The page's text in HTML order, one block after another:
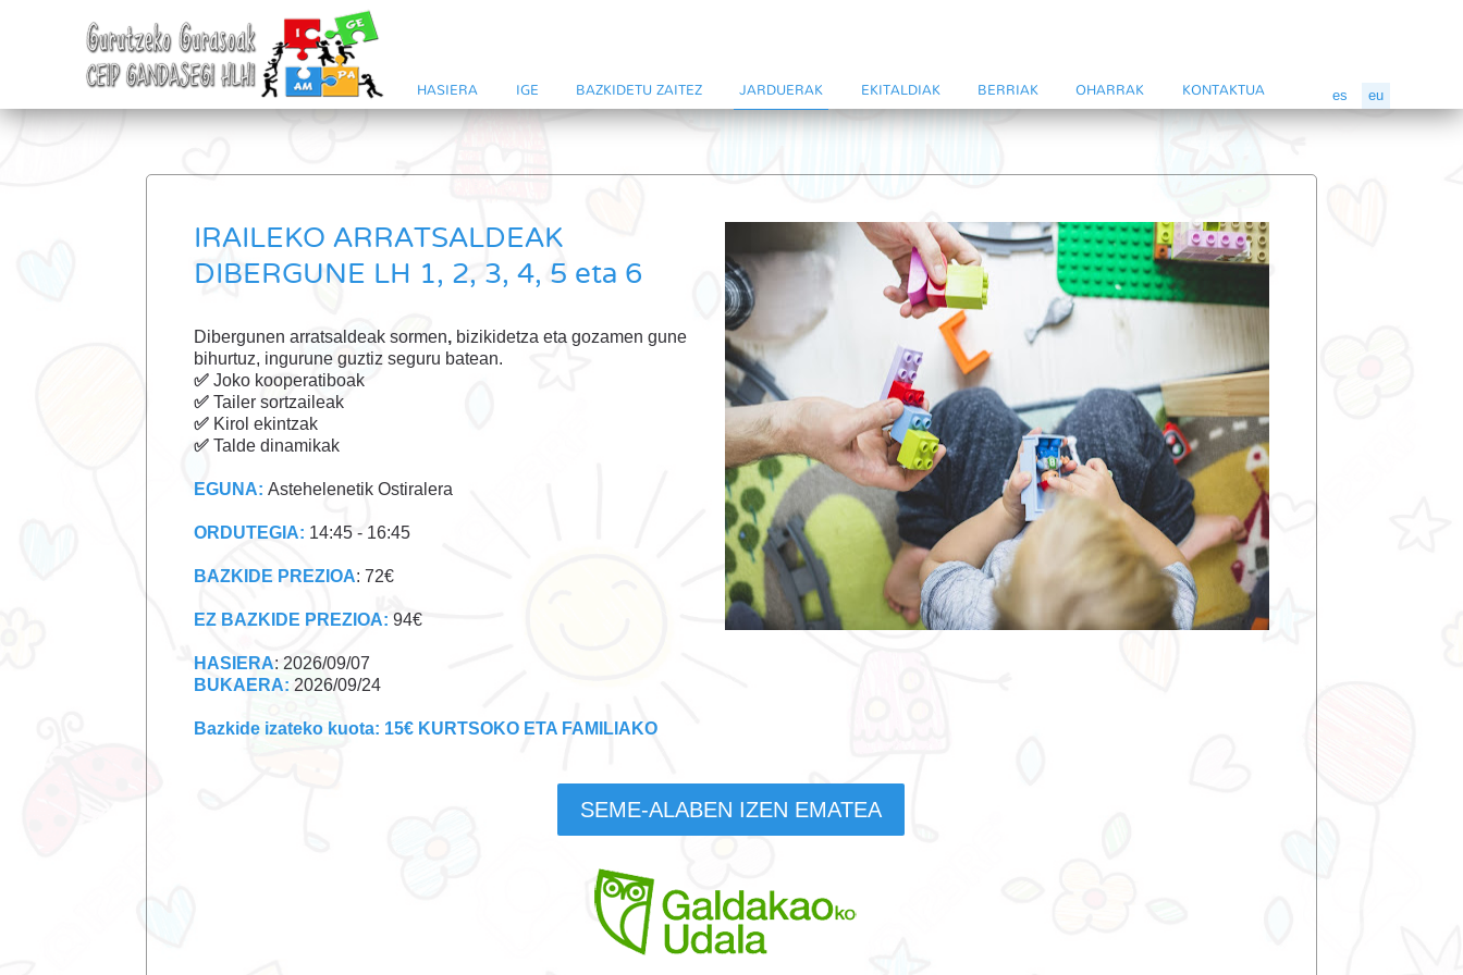
HASIERA IGE BAZKIDETU ZAITEZ JARDUERAK EKITALDIAK BERRIAK OHARRAK KONTAKTUA es eu
IRAILEKO ARRATSALDEAK
DIBERGUNE LH 1, 2, 3, 4, 5 eta 6
Dibergunen arratsaldeak sormen, bizikidetza eta gozamen gune
bihurtuz, ingurune guztiz seguru batean.
✅Joko kooperatiboak
✅Tailer sortzaileak
✅ Kirol ekintzak
✅Talde dinamikak
EGUNA:Astehelenetik Ostiralera
ORDUTEGIA: 14:45 - 16:45
BAZKIDE PREZIOA: 72€
EZ BAZKIDE PREZIOA:94€
HASIERA: 2026/09/07
BUKAERA: 2026/09/24
Bazkide izateko kuota: 15€ KURTSOKO ETA FAMILIAKO
SEME-ALABEN IZEN EMATEA